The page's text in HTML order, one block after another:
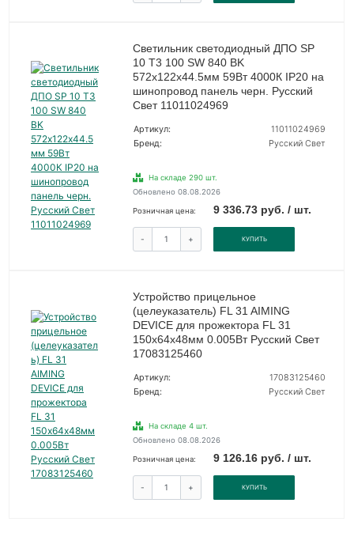
Светильник светодиодный ДПО SP
10 T3 100 SW 840 BK
572х122х44.5мм 59Вт 4000К IP20 на
шинопровод панель черн. Русский
Свет 11011024969
Артикул:
11011024969
Бренд:
Русский Свет
На складе 290 шт.
Обновлено 08.08.2026
Розничная цена: 9 336.73 руб. / шт.
- + КУПИТЬ
Устройство прицельное
(целеуказатель) FL 31 AIMING
DEVICE для прожектора FL 31
150х64х48мм 0.005Вт Русский Свет
17083125460
Артикул:
17083125460
Бренд:
Русский Свет
На складе 4 шт.
Обновлено 08.08.2026
Розничная цена: 9 126.16 руб. / шт.
- + КУПИТЬ